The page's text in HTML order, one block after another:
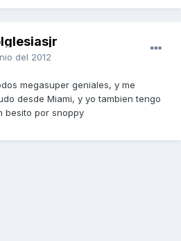
del 2012
megasuper geniales, y me
desde Miami, y yo tambien tengo
besito por snoppy